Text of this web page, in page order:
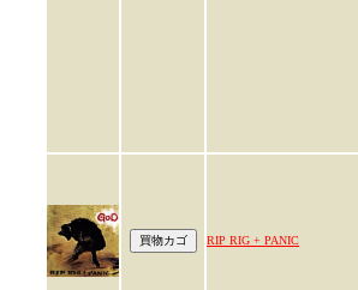
RIP RIG + PANIC